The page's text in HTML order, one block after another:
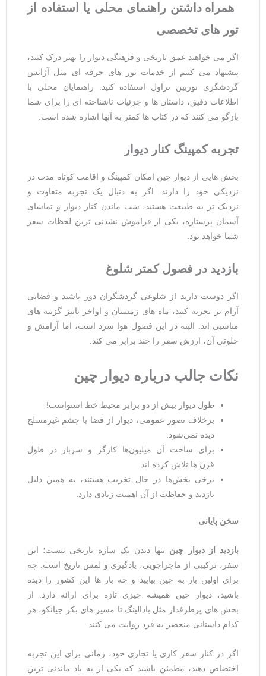
همراه داشتن راهنمای محلی یا استفاده از
تور
های تخصصی
اگر می‌ خواهید عمق تاریخی و فرهنگی دیوار را بهتر درک کنید،
پیشنهاد می ‌کنیم از خدمات تور های حرفه‌ ای مثل آژانس
گردشگری توربین تراول استفاده کنید. راهنمایان محلی با
اطلاعات دقیق، داستان ‌ها و جزئیات ناشناخته‌ ای را برای شما
بازگو می ‌کنند که در کتاب‌ ها کمتر به آنها اشاره شده است.
تجربه کمپینگ کنار دیوار
بخش‌ هایی از دیوار چین امکان کمپینگ و اقامت کوتاه ‌مدت در
نزدیکی خود را دارند. اگر به دنبال یک تجربه متفاوت و
نزدیک ‌تر به طبیعت هستید، شب ماندن کنار دیوار و تماشای
آسمان پرستاره، یکی از فراموش ‌نشدنی ‌ترین لحظات سفر
شما خواهد بود.
بازدید در فصول کمتر شلوغ
اگر دوست دارید از شلوغی گردشگران دور باشید و فضایی
آرام ‌تر تجربه کنید، ماه‌ های زمستان و اواخر پاییز گزینه ‌های
مناسبی ‌اند. البته در این فصول هوا سرد است، اما آرامش و
خلوتی آن، ارزش سفر را چند برابر می‌ کند.
نکات جالب درباره دیوار چین
طول دیوار بیش از دو برابر محیط خط استواست!
برخلاف تصور عمومی، دیوار از فضا با چشم غیرمسلح
دیده نمی‌شود.
برای ساخت آن میلیون‌ها کارگر و سرباز در طول
قرن‌ ها تلاش کرده ‌اند.
برخی بخش‌ها در حال تخریب هستند، به همین دلیل
بازدید و حفاظت از آن اهمیت زیادی دارد.
سخن پایانی
بازدید از دیوار چینتنها دیدن یک سازه تاریخی نیست؛ این
سفر، ترکیبی از ماجراجویی، یادگیری و لمس تاریخ است. چه
برای اولین بار به چین بیایید و چه بار ها این کشور را دیده
باشید، دیوار چین همیشه چیزی تازه برای ارائه دارد. از
بخش ‌های پرطرفدار مثل بادالینگ تا مسیر های بکر جیانکو، هر
کدام داستانی منحصر به‌ فرد روایت می ‌کنند.
اگر در کنار سفر کاری یا تجاری خود، زمانی برای این تجربه
اختصاص دهید، مطمئن باشید که یکی از به ‌یاد ماندنی ‌ترین